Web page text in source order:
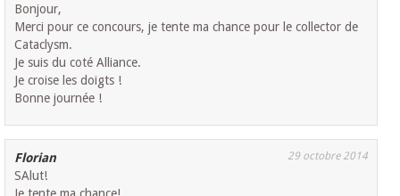
Bonjour,
Merci pour ce concours, je tente ma chance pour le collector de
Cataclysm.
Je suis du coté Alliance.
Je croise les doigts !
Bonne journée !
Florian 29 octobre 2014
SAlut!
Je tente ma chance!